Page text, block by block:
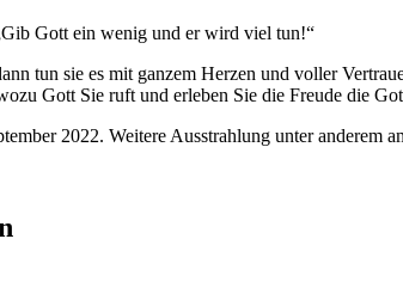
Gott ein wenig und er wird viel tun!“
tun sie es mit ganzem Herzen und voller
Gott Sie ruft und erleben Sie die Freude die
2022. Weitere Ausstrahlung unter anderem